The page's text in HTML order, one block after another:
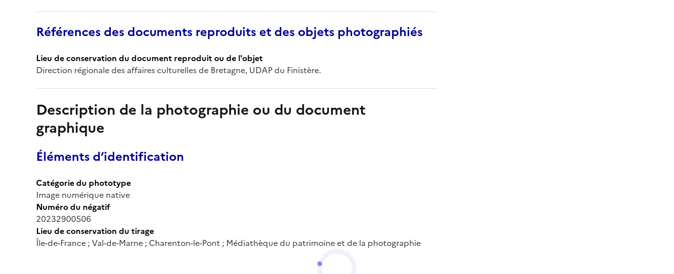
Références des documents reproduits et des objets photographiés
Lieu de conservation du document reproduit ou de l'objet
Direction régionale des affaires culturelles de Bretagne, UDAP du Finistère.
Description de la photographie ou du document
graphique
Éléments d’identification
Catégorie du phototype
Image numérique native
Numéro du négatif
20232900506
Lieu de conservation du tirage
Île-de-France ; Val-de-Marne ; Charenton-le-Pont ; Médiathèque du patrimoine et de la photographie